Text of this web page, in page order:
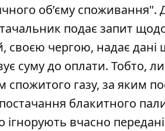
об’єму споживання".
подає запит
своєю чергою, надає дані
суму до оплати. Тобто,
спожитого газу, за яким
блакитного
ігнорують вчасно